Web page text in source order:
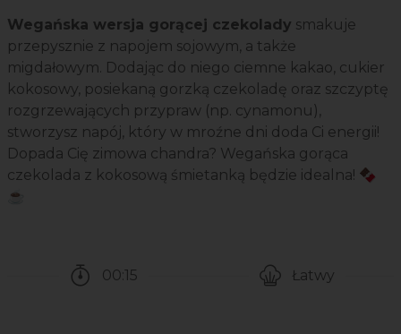
Wegańska wersja gorącej czekolady smakuje
przepysznie z napojem sojowym, a także
migdałowym. Dodając do niego ciemne kakao, cukier
kokosowy, posiekaną gorzką czekoladę oraz szczyptę
rozgrzewających przypraw (np. cynamonu),
stworzysz napój, który w mroźne dni doda Ci energii!
Dopada Cię zimowa chandra? Wegańska gorąca
czekolada z kokosową śmietanką będzie idealna! 🍫
☕
00:15
Łatwy